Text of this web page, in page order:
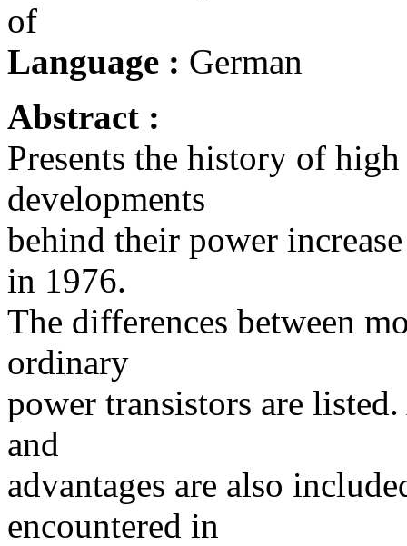
of
Language : German
Abstract :
Presents the history of
developments
behind their power
in 1976.
The differences between
ordinary
power transistors are
and
advantages are also
encountered in